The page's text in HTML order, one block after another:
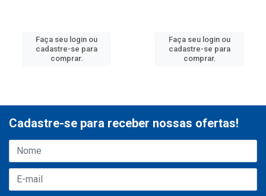
Faça seu login ou
cadastre-se para
comprar.
Faça seu login ou
cadastre-se para
comprar.
Cadastre-se para receber nossas ofertas!